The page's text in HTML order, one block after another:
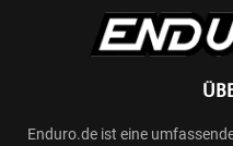
Enduro.de ist eine